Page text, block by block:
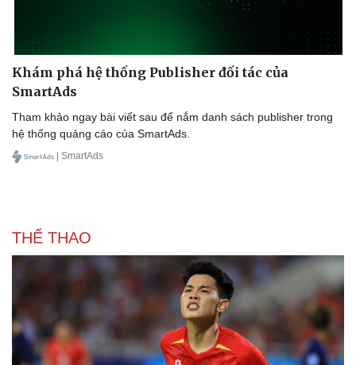
Ăn sạch sống khỏe
Khám phá hệ thống Publisher đối tác của
SmartAds
Tham khảo ngay bài viết sau để nắm danh sách publisher trong
hệ thống quảng cáo của SmartAds.
| SmartAds
THỂ THAO